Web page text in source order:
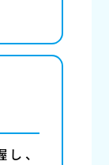
、